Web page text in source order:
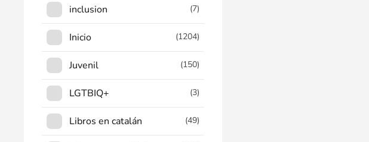
inclusion (7)
Inicio (1204)
Juvenil (150)
LGTBIQ+ (3)
Libros en catalán (49)